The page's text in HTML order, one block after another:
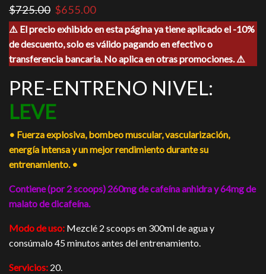
$725.00 El
precio
original
era:
$725.00.
$655.00El
precio
actual
es:
$655.00.
⚠️ El precio exhibido en esta página ya tiene aplicado el -10%
de descuento, solo es válido pagando en efectivo o
transferencia bancaria. No aplica en otras promociones. ⚠️
PRE-ENTRENO NIVEL:
LEVE
• Fuerza explosiva, bombeo muscular, vascularización,
energía intensa y un mejor rendimiento durante su
entrenamiento. •
Contiene (por 2 scoops) 260mg de cafeína anhidra y 64mg de
malato de dicafeína.
Modo de uso: Mezclé 2 scoops en 300ml de agua y
consúmalo 45 minutos antes del entrenamiento.
Servicios: 20.